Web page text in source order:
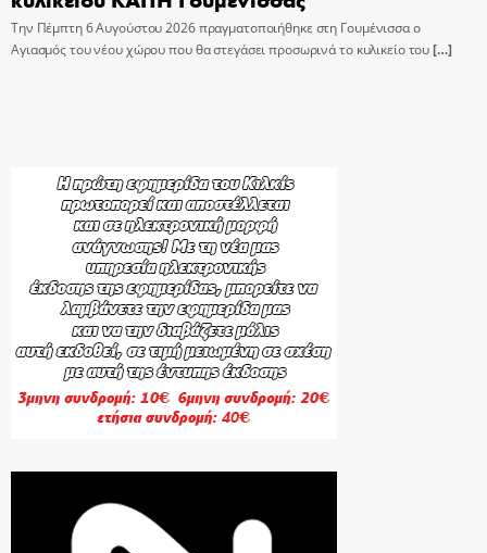
Την Πέμπτη 6 Αυγούστου 2026 πραγματοποιήθηκε στη Γουμένισσα ο
Αγιασμός του νέου χώρου που θα στεγάσει προσωρινά το κυλικείο του[…]